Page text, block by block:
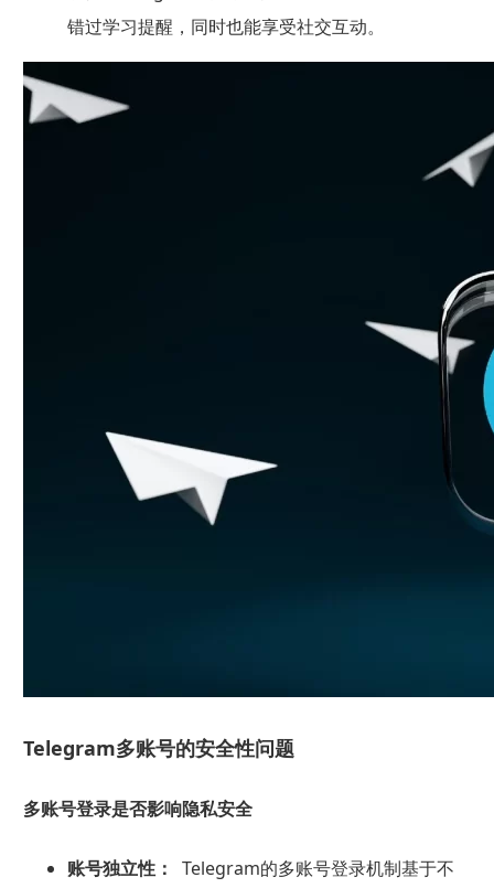
错过学习提醒，同时也能享受社交互动。
Telegram多账号的安全性问题
多账号登录是否影响隐私安全
账号独立性：
Telegram的多账号登录机制基于不